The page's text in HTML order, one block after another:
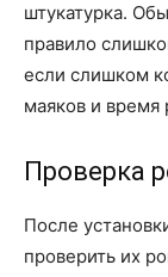
штукатурка.
правило
если слишком
маяков и время
Проверка
После
проверить их